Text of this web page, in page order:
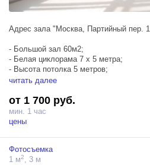
Адрес зала "Москва, Партийный пер.
- Большой зал 60м2;
- Белая циклорама 7 х 5 метра;
- Высота потолка 5 метров;
- Минималистичный интерьер;
ИСПОЛЬЗОВАНИЕ ЦИКЛОРАМЫ
ОПЛАЧИВАЕТСЯ ОТДЕЛЬНО!
*"Использование циклорамы"
моделей, оборудования, съемочной
площади циклорамы(на полу).
читать далее
от 1 700 руб.
мин. 1 час
цены
Фотосъемка
1 м2 , 3 м